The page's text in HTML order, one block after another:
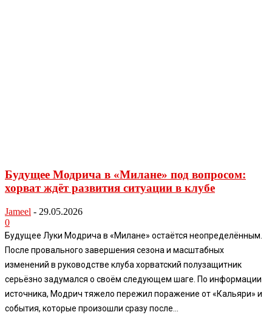
Будущее Модрича в «Милане» под вопросом:
хорват ждёт развития ситуации в клубе
Jameel - 29.05.2026
0
Будущее Луки Модрича в «Милане» остаётся неопределённым.
После провального завершения сезона и масштабных
изменений в руководстве клуба хорватский полузащитник
серьёзно задумался о своём следующем шаге. По информации
источника, Модрич тяжело пережил поражение от «Кальяри» и
события, которые произошли сразу после...